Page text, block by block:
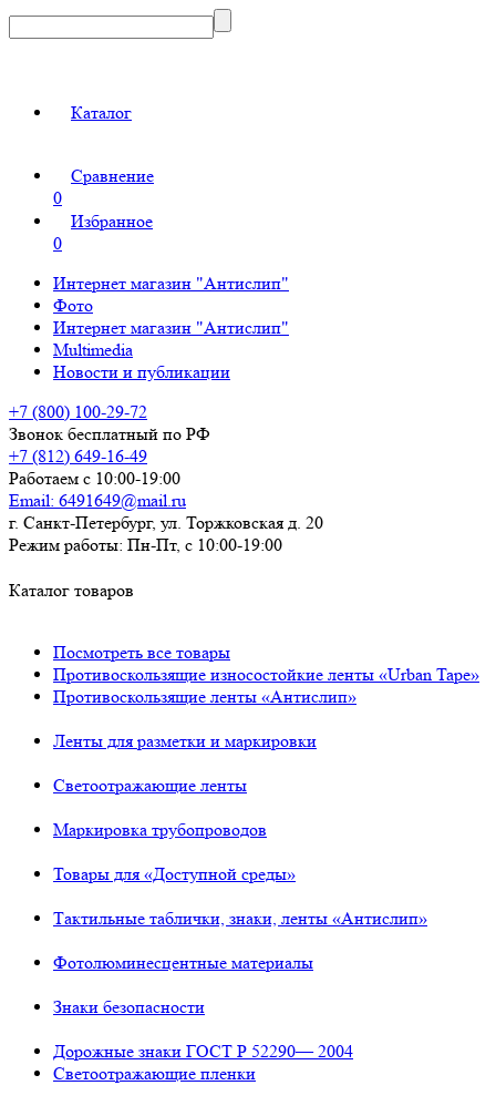
Каталог
Сравнение
0
Избранное
0
Интернет магазин "Антислип"
Фото
Интернет магазин "Антислип"
Multimedia
Новости и публикации
+7 (800) 100-29-72
Звонок бесплатный по РФ
+7 (812) 649-16-49
Работаем с 10:00-19:00
Email: 6491649@mail.ru
г. Санкт-Петербург, ул. Торжковская д. 20
Режим работы: Пн-Пт, с 10:00-19:00
Каталог товаров
Посмотреть все товары
Противоскользящие износостойкие ленты «Urban Tape»
Противоскользящие ленты «Антислип»
Ленты для разметки и маркировки
Светоотражающие ленты
Маркировка трубопроводов
Товары для «Доступной среды»
Тактильные таблички, знаки, ленты «Антислип»
Фотолюминесцентные материалы
Знаки безопасности
Дорожные знаки ГОСТ Р 52290— 2004
Светоотражающие пленки